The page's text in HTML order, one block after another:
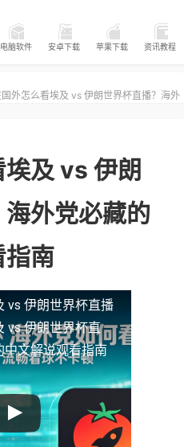
电脑软件 安卓下载 苹果下载 资讯教程
外怎么看埃及 vs 伊朗世界杯直播？海外
及 vs 伊朗
外党必藏的
指南
vs 伊朗世界杯直播
vs 伊朗世界杯直
中文解说观看指南